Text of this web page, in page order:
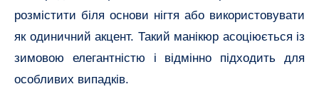
розмістити біля основи нігтя або використовувати
як одиничний акцент. Такий манікюр асоціюється із
зимовою елегантністю і відмінно підходить для
особливих випадків.